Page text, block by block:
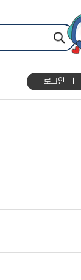
로그인